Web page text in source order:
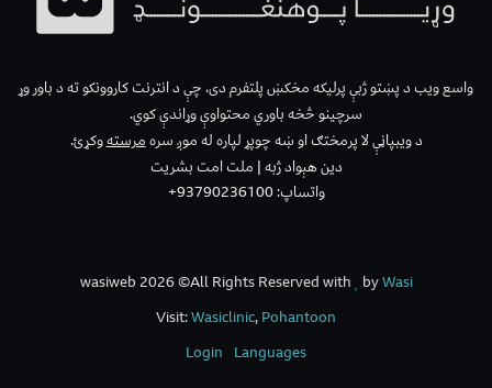
واسع ویب د پښتو ژبې پرلیکه مخکښ پلتفرم دی، چې د انترنت کاروونکو ته د باور وړ
سرچینو څخه باوري محتواوې وړاندې کوي.
د ویبپاڼې لا پرمختګ او ښه چوپړ لپاره له موږ سرهمرستهوکړئ.
دین هېواد ژبه | ملت امت بشریت
واتساپ: 93790236100+
wasiweb 2026 ©All Rights Reserved with byWasi
Visit:Wasiclinic,Pohantoon
Languages
Login